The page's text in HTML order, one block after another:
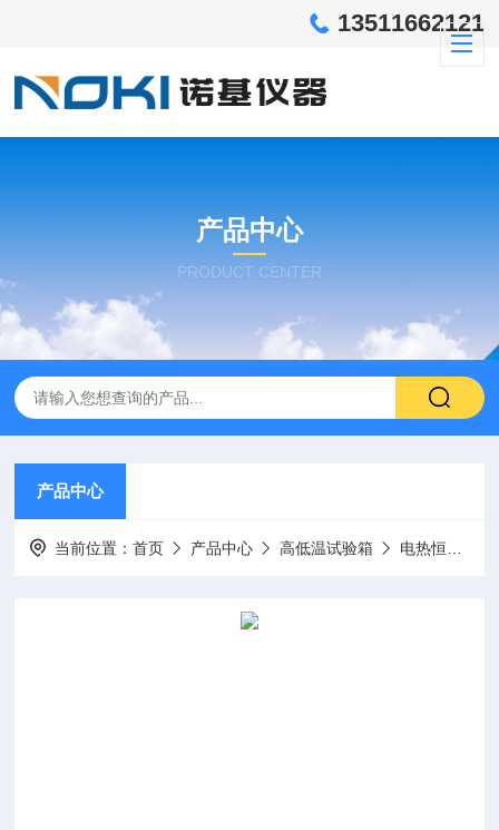
13511662121
产品中心
PRODUCT CENTER
产品中心
当前位置：首页 产品中心 高低温试验箱 电热恒温培养箱